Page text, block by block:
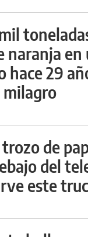
naranja en
hace 29
de
del
este